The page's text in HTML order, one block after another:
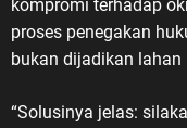
kompromi terhadap
proses penegakan
bukan dijadikan lahan
“Solusinya jelas: